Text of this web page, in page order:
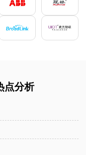
点分析